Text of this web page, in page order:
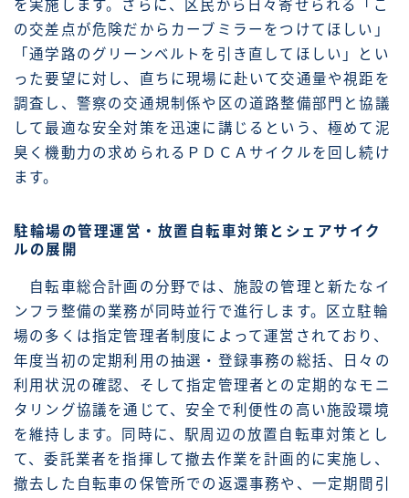
を実施します。さらに、区民から日々寄せられる「こ
の交差点が危険だからカーブミラーをつけてほしい」
「通学路のグリーンベルトを引き直してほしい」とい
った要望に対し、直ちに現場に赴いて交通量や視距を
調査し、警察の交通規制係や区の道路整備部門と協議
して最適な安全対策を迅速に講じるという、極めて泥
臭く機動力の求められるＰＤＣＡサイクルを回し続け
ます。
駐輪場の管理運営・放置自転車対策とシェアサイク
ルの展開
自転車総合計画の分野では、施設の管理と新たなイ
ンフラ整備の業務が同時並行で進行します。区立駐輪
場の多くは指定管理者制度によって運営されており、
年度当初の定期利用の抽選・登録事務の総括、日々の
利用状況の確認、そして指定管理者との定期的なモニ
タリング協議を通じて、安全で利便性の高い施設環境
を維持します。同時に、駅周辺の放置自転車対策とし
て、委託業者を指揮して撤去作業を計画的に実施し、
撤去した自転車の保管所での返還事務や、一定期間引